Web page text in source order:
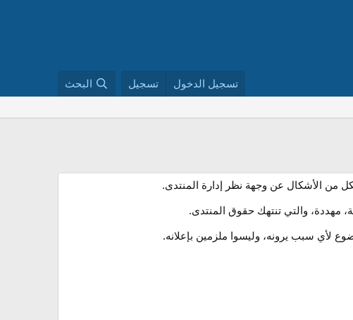
تسجيل الدخول تسجيل البحث
من الأشكال عن وجهة نظر إدارة المنتدى.
مهددة، والتي تنتهك حقوق المنتدى.
لأي سبب يرونه، وليسوا ملزمين بإعلانه.